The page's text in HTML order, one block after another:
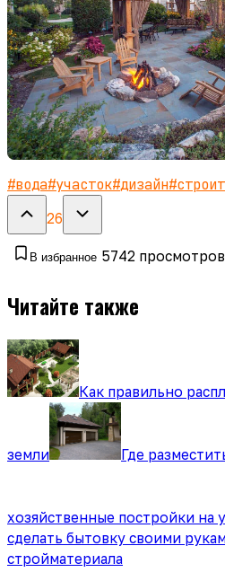
#вода#участок#дизайн#
26
В избранное 5742 просмотров
Читайте также
Как правильно
земли Где
хозяйственные постройки на
сделать бытовку своими
стройматериала